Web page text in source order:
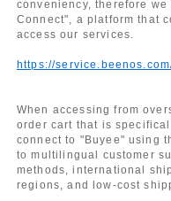
conveniency, therefore
Connect", a platform that
access our services.
https://
When accessing from
order cart that is
connect to "Buyee" using
to multilingual customer
methods, international
regions, and low-cost